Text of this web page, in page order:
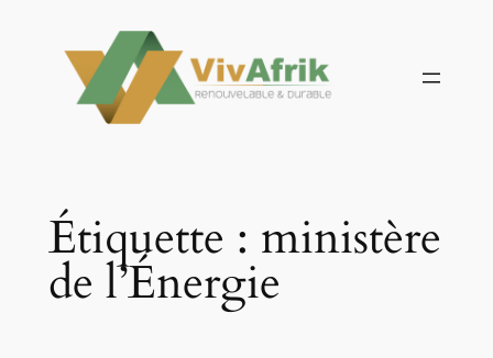
contenu
Étiquette : ministère
de l’Énergie